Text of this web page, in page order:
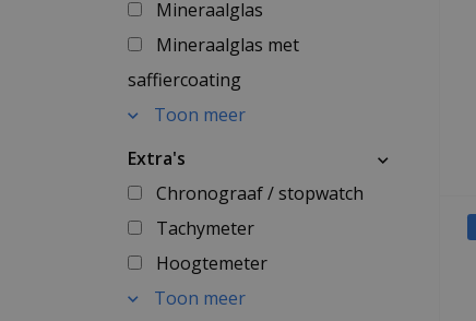
Mineraalglas
Mineraalglas met
saffiercoating
Toon meer
Extra's
Chronograaf / stopwatch
Tachymeter
Hoogtemeter
Toon meer